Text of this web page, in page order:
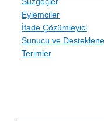
Eylemciler
İfade Çözümleyici
Sunucu ve
Terimler